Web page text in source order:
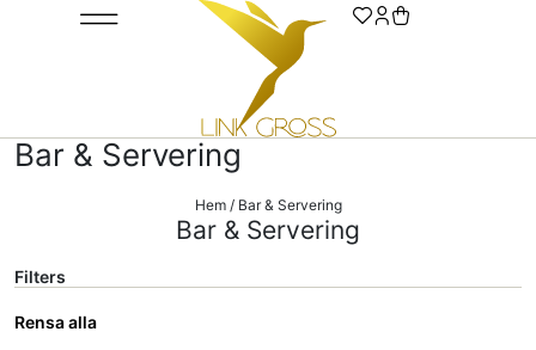
Bar & Servering
Hem/ Bar & Servering
Bar & Servering
Filters
Rensa alla